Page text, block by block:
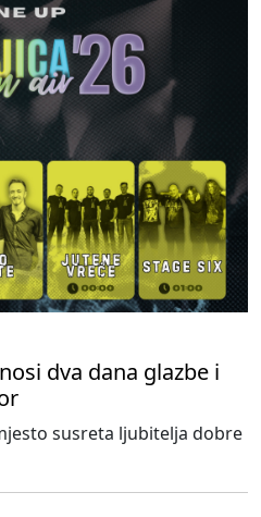
dva dana glazbe i
susreta ljubitelja dobre